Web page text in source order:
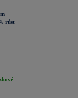
růst